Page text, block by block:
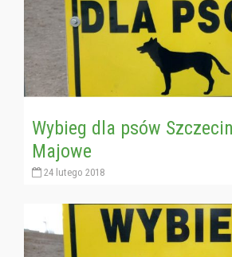
Wybieg dla psów
Majowe
24 lutego 2018